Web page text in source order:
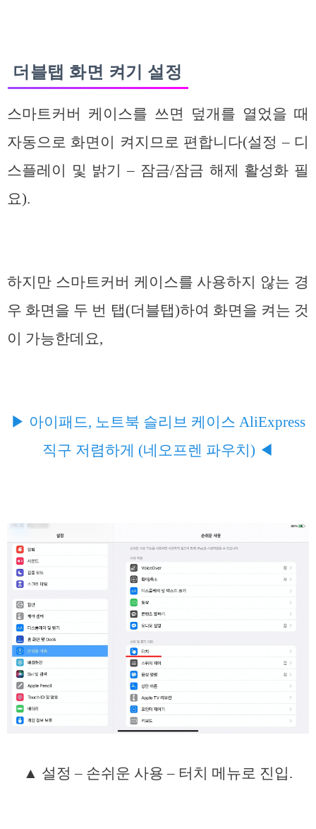
더블탭 화면 켜기 설정
스마트커버 케이스를 쓰면 덮개를 열었을 때
자동으로 화면이 켜지므로 편합니다(설정 – 디
스플레이 및 밝기 – 잠금/잠금 해제 활성화 필
요).
하지만 스마트커버 케이스를 사용하지 않는 경
우 화면을 두 번 탭(더블탭)하여 화면을 켜는 것
이 가능한데요,
▶ 아이패드, 노트북 슬리브 케이스 AliExpress
직구 저렴하게 (네오프렌 파우치) ◀
▲ 설정 – 손쉬운 사용 – 터치 메뉴로 진입.